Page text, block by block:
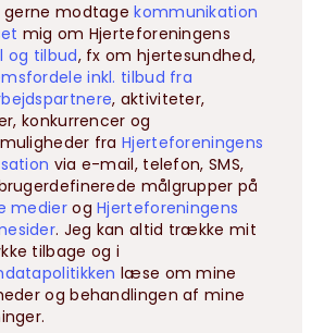
gerne modtagekommunikation
mig om Hjerteforeningens
og tilbud, fx om hjertesundhed,
inkl. tilbud fra
, aktiviteter,
konkurrencer og
fraHjerteforeningens
via e-mail, telefon, SMS,
målgrupper på
medierogHjerteforeningens
. Jeg kan altid trække mit
tilbage og i
læse om mine
og behandlingen af mine